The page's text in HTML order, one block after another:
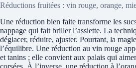
Réductions fruitées : vin rouge, orange,
Une réduction bien faite transforme les
nappage qui fait briller l’assiette. La
déglacer, réduire, ajuster. Pourtant, la
l’équilibre. Une réduction au vin rouge
et tanins ; elle convient aux palais qui
corsées. À l’inverse, une réduction à